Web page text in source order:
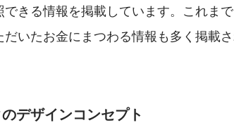
きる情報を掲載しています。これま
いたお金にまつわる情報も多く掲載
デザインコンセプト